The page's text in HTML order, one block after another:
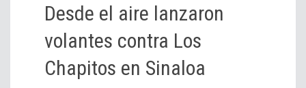
Desde el aire lanzaron
volantes contra Los
Chapitos en Sinaloa